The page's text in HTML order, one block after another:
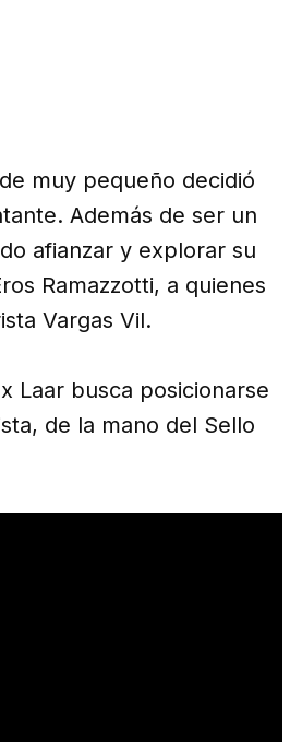
muy pequeño decidió
Además de ser un
afianzar y explorar su
Ramazzotti, a quienes
Vargas Vil.
Laar busca posicionarse
de la mano del Sello